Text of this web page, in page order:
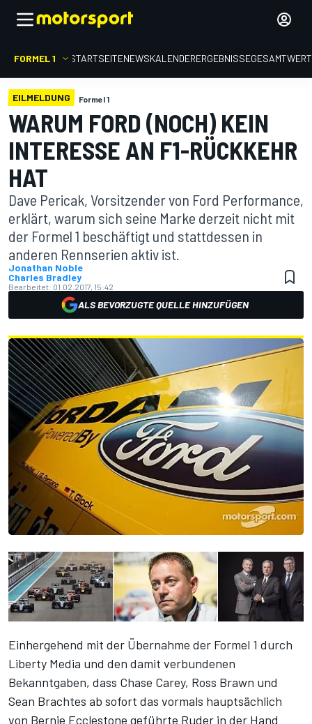
FORMEL 1 STARTSEITENEWSKALENDERERGEBNISSE
EILMELDUNG Formel 1
WARUM FORD (NOCH) KEIN
INTERESSE AN F1-RÜCKKEHR
HAT
Dave Pericak, Vorsitzender von Ford Performance,
erklärt, warum sich seine Marke derzeit nicht mit
der Formel 1 beschäftigt und stattdessen in
anderen Rennserien aktiv ist.
Jonathan Noble
Charles Bradley
Bearbeitet: 01.02.2017, 15:42
ALS BEVORZUGTE QUELLE HINZUFÜGEN
Einhergehend mit der Übernahme der Formel 1 durch
Liberty Media und den damit verbundenen
Bekanntgaben, dass Chase Carey, Ross Brawn und
Sean Brachtes ab sofort das vormals hauptsächlich
von Bernie Ecclestone geführte Ruder in der Hand